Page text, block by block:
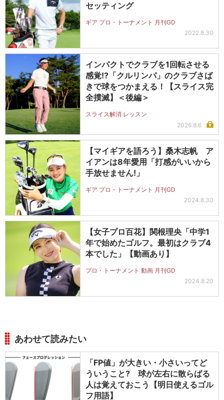
セッティング
ギア プロ・トーナメント 月刊GD
2022.8.30
インパクトでクラブを1回転させる
感覚!?「クルリンパ」のクラブさば
きで球をつかまえる！【スライス完
全撲滅】＜後編＞
スライス解消 レッスン
2026.8.6
【マイギアを語ろう】桑木志帆 ア
イアンは8年愛用「打感がいいから
手放せません!」
ギア プロ・トーナメント 月刊GD
2024.8.30
【女子プロ百花】関根理央「中学1
年で始めたゴルフ。最初はクラブ4
本でした」【動画あり】
プロ・トーナメント 動画 月刊GD
2024.8.20
あわせて読みたい
「FP値」が大きい・小さいってど
ういうこと? 球が左右に散らばる
人は覚えておこう【明日使えるゴル
フ用語】